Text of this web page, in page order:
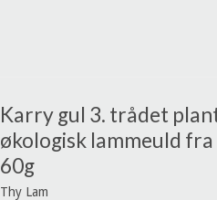
Karry gul 3. trådet
økologisk lammeuld
60g
Thy Lam